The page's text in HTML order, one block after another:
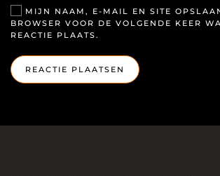
MIJN NAAM, E-MAIL EN SITE
BROWSER VOOR DE VOLGENDE KEER
REACTIE PLAATS.
REACTIE PLAATSEN